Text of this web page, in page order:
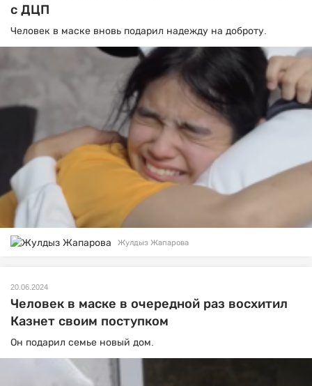
с ДЦП
Человек в маске вновь подарил надежду на доброту.
Жулдыз Жапарова
20.06.2024
Человек в маске в очередной раз восхитил
Казнет своим поступком
Он подарил семье новый дом.